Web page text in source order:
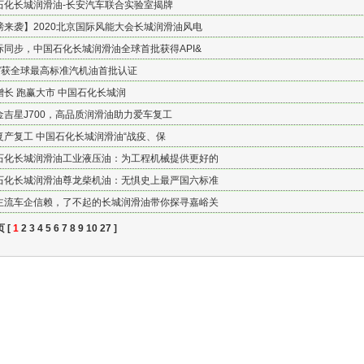
化长城润滑油-长安汽车联合实验室揭牌
来袭】2020北京国际风能大会长城润滑油风电
同步，中国石化长城润滑油全球首批获得API&
获全球最高标准汽机油首批认证
长 跑赢大市 中国石化长城润
吉星J700，高品质润滑油助力爱车复工
产复工 中国石化长城润滑油“战疫、保
化长城润滑油工业液压油：为工程机械提供更好的
化长城润滑油尊龙柴机油：无惧史上最严国六标准
流车企信赖，了不起的长城润滑油带你探寻嘉峪关
[ 1 2 3 4 5 6 7 8 9 10 27 ]